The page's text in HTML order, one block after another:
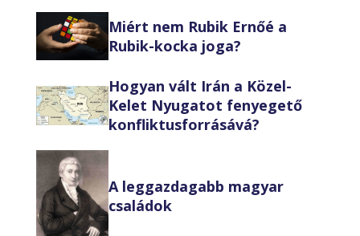
Miért nem Rubik Ernőé a
Rubik-kocka joga?
Hogyan vált Irán a Közel-
Kelet Nyugatot fenyegető
konfliktusforrásává?
A leggazdagabb magyar
családok